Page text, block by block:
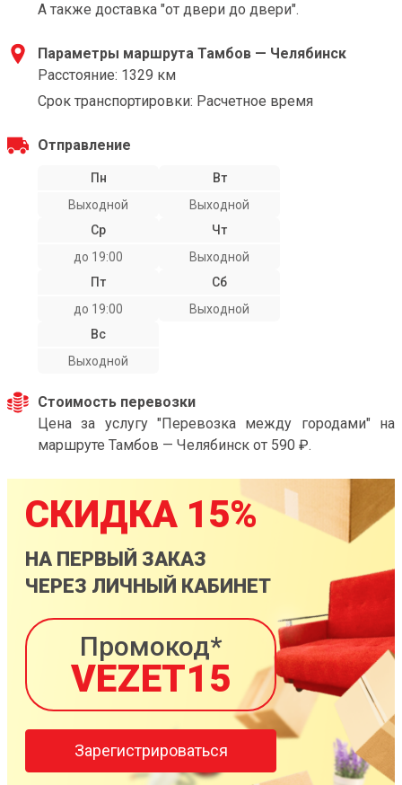
А также доставка "от двери до двери".
Параметры маршрута Тамбов — Челябинск
Расстояние: 1329 км
Срок транспортировки: Расчетное время
Отправление
Пн
Выходной
Вт
Выходной
Ср
до 19:00
Чт
Выходной
Пт
до 19:00
Сб
Выходной
Вс
Выходной
Стоимость перевозки
Цена за услугу "Перевозка между городами" на
маршруте Тамбов — Челябинск от 590 ₽.
СКИДКА 15%
НА ПЕРВЫЙ ЗАКАЗ
ЧЕРЕЗ ЛИЧНЫЙ КАБИНЕТ
Промокод*
VEZET15
Зарегистрироваться